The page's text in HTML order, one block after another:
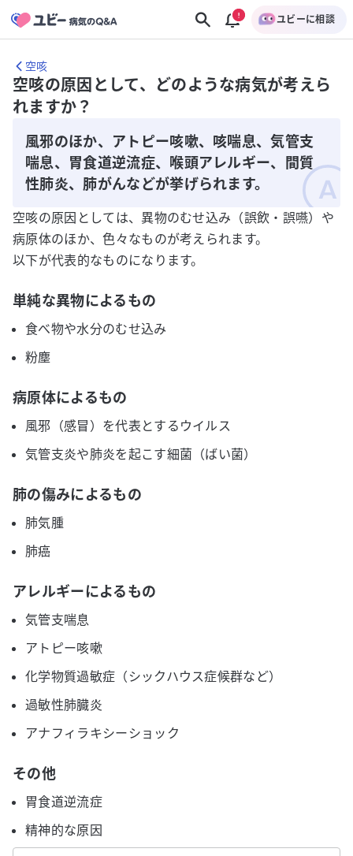
ユビーに相談
空咳
空咳の原因として、どのような病気が考えら
れますか？
風邪のほか、アトピー咳嗽、咳喘息、気管支
喘息、胃食道逆流症、喉頭アレルギー、間質
性肺炎、肺がんなどが挙げられます。
空咳の原因としては、異物のむせ込み（誤飲・誤嚥）や
病原体のほか、色々なものが考えられます。
以下が代表的なものになります。
単純な異物によるもの
食べ物や水分のむせ込み
粉塵
病原体によるもの
風邪（感冒）を代表とするウイルス
気管支炎や肺炎を起こす細菌（ばい菌）
肺の傷みによるもの
肺気腫
肺癌
アレルギーによるもの
気管支喘息
アトピー咳嗽
化学物質過敏症（シックハウス症候群など）
過敏性肺臓炎
アナフィラキシーショック
その他
胃食道逆流症
精神的な原因